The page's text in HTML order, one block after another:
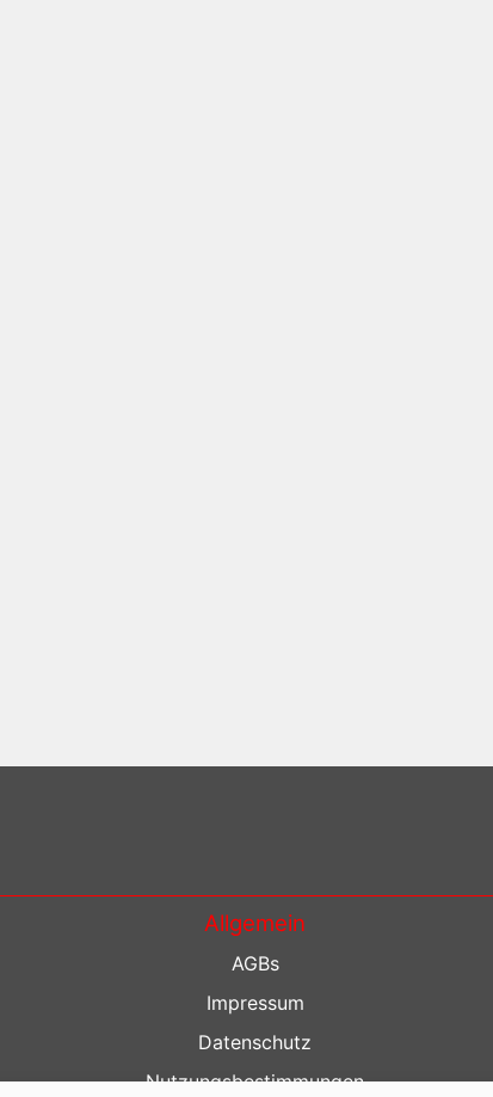
Allgemein
AGBs
Impressum
Datenschutz
Nutzungsbestimmungen